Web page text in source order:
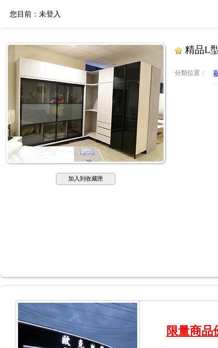
您目前： 未登入
加入到收藏匣
精品L
分類位置 ：
限量商品